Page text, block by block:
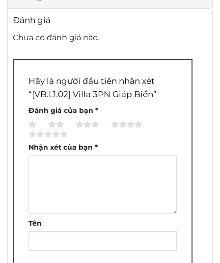
Đánh giá
Chưa có đánh giá nào.
Hãy là người đầu tiên nhận xét
“[VB.L1.02] Villa 3PN Giáp Biển”
Đánh giá của bạn *
trên
5
trên
5trên
Nhận xét của bạn *
Tên